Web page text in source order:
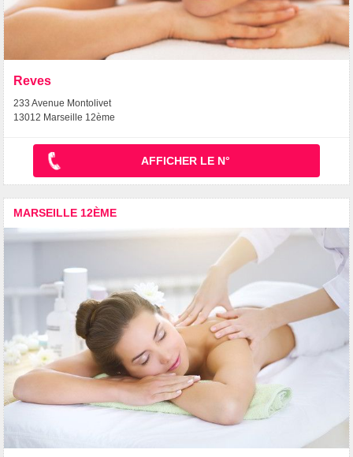
Reves
233 Avenue Montolivet
13012 Marseille 12ème
AFFICHER LE N°
MARSEILLE 12ÈME